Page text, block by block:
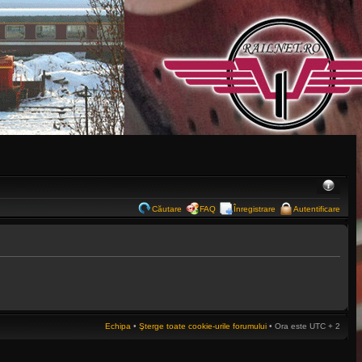
Căutare FAQ Înregistrare Autentificare
Echipa •Şterge toate cookie-urile forumului • Ora este UTC + 2